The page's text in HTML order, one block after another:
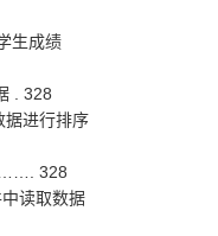
生成绩
. 328
据进行排序
328
读取数据